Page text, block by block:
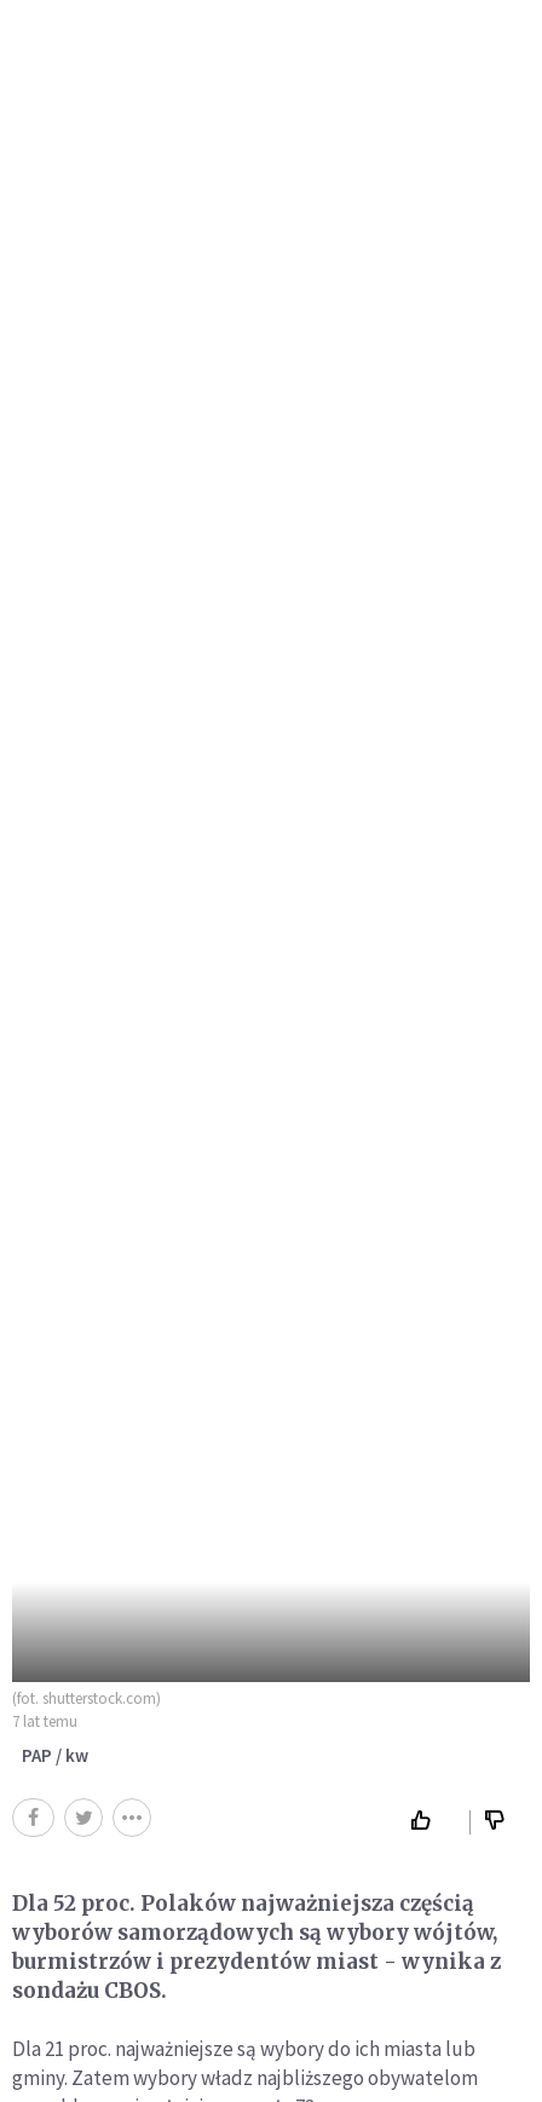
(fot. shutterstock.com)
7 lat temu
PAP / kw
Dla 52 proc. Polaków najważniejsza częścią
wyborów samorządowych są wybory wójtów,
burmistrzów i prezydentów miast - wynika z
sondażu CBOS.
Dla 21 proc. najważniejsze są wybory do ich miasta lub
gminy. Zatem wybory władz najbliższego obywatelom